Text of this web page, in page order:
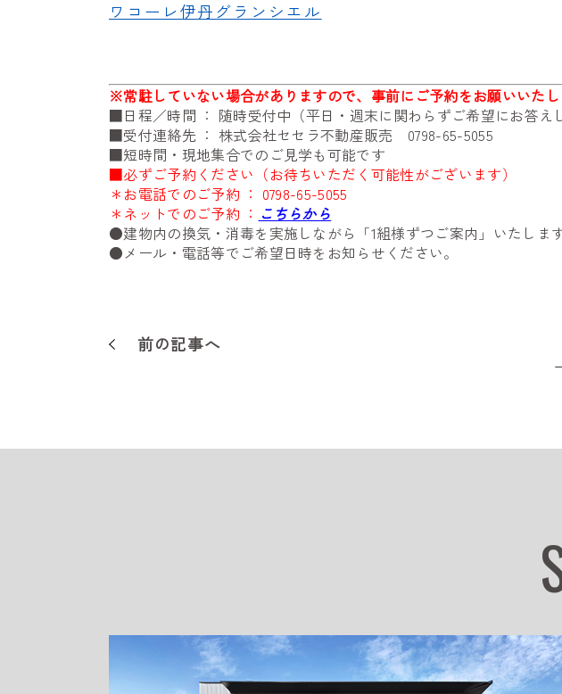
ワコーレ伊丹グランシエル
※常駐していない場合がありますので、事前にご予約をお願いいた
■日程／時間 ： 随時受付中（平日・週末に関わらずご希望にお答え
■受付連絡先 ： 株式会社セセラ不動産販売 0798-65-5055
■短時間・現地集合でのご見学も可能です
■必ずご予約ください（お待ちいただく可能性がございます）
＊お電話でのご予約 ： 0798-65-5055
＊ネットでのご予約 ： こちらから
●建物内の換気・消毒を実施しながら「1組様ずつご案内」いたします
●メール・電話等でご希望日時をお知らせください。
前の記事へ